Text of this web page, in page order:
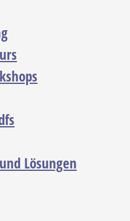
Lösungen